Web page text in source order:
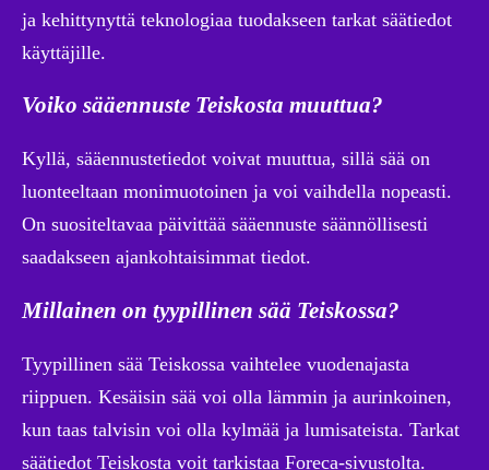
ja kehittynyttä teknologiaa tuodakseen tarkat säätiedot
käyttäjille.
Voiko sääennuste Teiskosta muuttua?
Kyllä, sääennustetiedot voivat muuttua, sillä sää on
luonteeltaan monimuotoinen ja voi vaihdella nopeasti.
On suositeltavaa päivittää sääennuste säännöllisesti
saadakseen ajankohtaisimmat tiedot.
Millainen on tyypillinen sää Teiskossa?
Tyypillinen sää Teiskossa vaihtelee vuodenajasta
riippuen. Kesäisin sää voi olla lämmin ja aurinkoinen,
kun taas talvisin voi olla kylmää ja lumisateista. Tarkat
säätiedot Teiskosta voit tarkistaa Foreca-sivustolta.